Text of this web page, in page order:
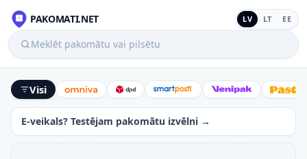
PAKOMATI.NET LV LT EE
Meklēt pakomātu vai pilsētu
Visi Omniva DPD SmartPostiVenipak
E-veikals? Testējam pakomātu izvēlni →